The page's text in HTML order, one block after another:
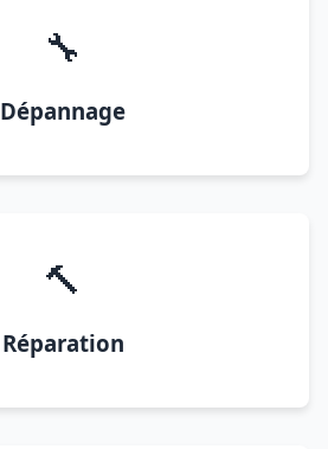
🔧
Dépannage
🔨
Réparation